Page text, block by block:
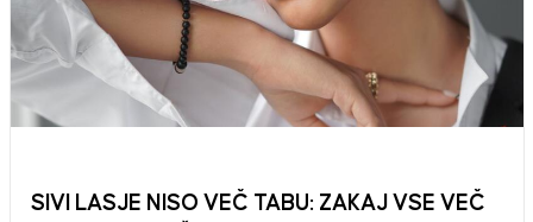
SIVI LASJE NISO VEČ TABU: ZAKAJ VSE VEČ